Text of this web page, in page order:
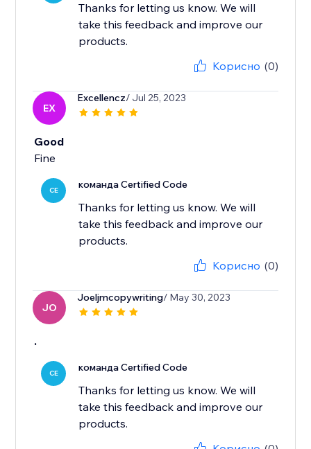
Thanks for letting us know. We will
take this feedback and improve our
products.
Корисно (0)
EX
Excellencz/ Jul 25, 2023
Good
Fine
CE команда Certified Code
Thanks for letting us know. We will
take this feedback and improve our
products.
Корисно (0)
JO
Joeljmcopywriting/ May 30, 2023
.
CE команда Certified Code
Thanks for letting us know. We will
take this feedback and improve our
products.